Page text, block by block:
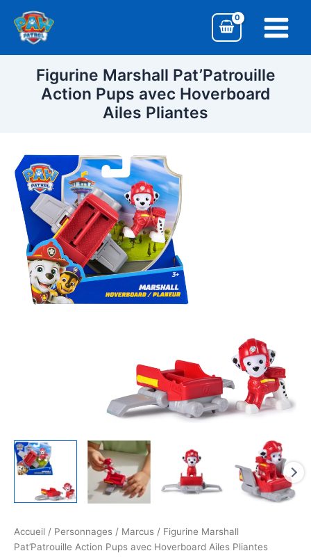
contenu
Menu
Figurine Marshall Pat’Patrouille
Action Pups avec Hoverboard
Ailes Pliantes
Accueil / Personnages / Marcus / Figurine Marshall
Pat’Patrouille Action Pups avec Hoverboard Ailes Pliantes